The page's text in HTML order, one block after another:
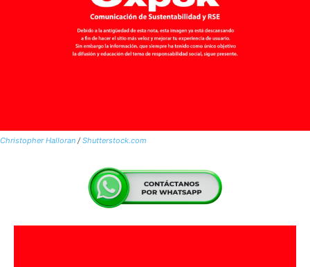
Christopher Halloran /Shutterstock.com